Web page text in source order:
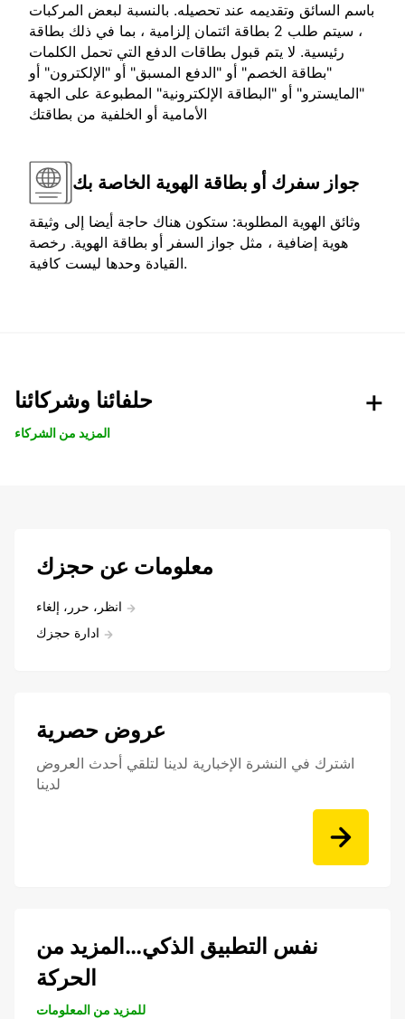
باسم السائق وتقديمه عند تحصيله. بالنسبة لبعض المركبات
، سيتم طلب 2 بطاقة ائتمان إلزامية ، بما في ذلك بطاقة
رئيسية. لا يتم قبول بطاقات الدفع التي تحمل الكلمات
"بطاقة الخصم" أو "الدفع المسبق" أو "الإلكترون" أو
"المايسترو" أو "البطاقة الإلكترونية" المطبوعة على الجهة
الأمامية أو الخلفية من بطاقتك
جواز سفرك أو بطاقة الهوية الخاصة بك
وثائق الهوية المطلوبة: ستكون هناك حاجة أيضا إلى وثيقة
هوية إضافية ، مثل جواز السفر أو بطاقة الهوية. رخصة
القيادة وحدها ليست كافية.
حلفائنا وشركائنا
المزيد من الشركاء
معلومات عن حجزك
انظر، حرر، إلغاء
ادارة حجزك
عروض حصرية
اشترك في النشرة الإخبارية لدينا لتلقي أحدث العروض
لدينا
نفس التطبيق الذكي…المزيد من
الحركة
للمزيد من المعلومات